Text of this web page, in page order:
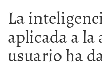
La
aplicada a la
usuario ha